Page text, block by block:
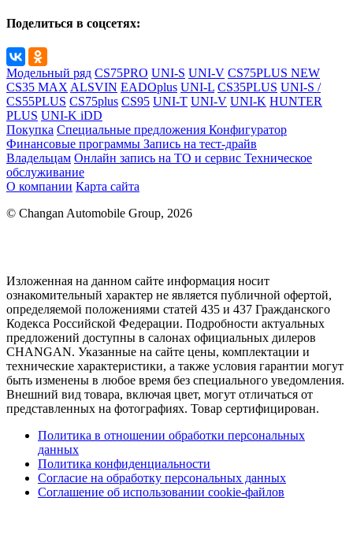
Поделиться в соцсетях:
Модельный ряд CS75PRO UNI-S UNI-V CS75PLUS NEW
CS35 MAX ALSVIN EADOplus UNI-L CS35PLUS UNI-S /
CS55PLUS CS75plus CS95 UNI-T UNI-V UNI-K HUNTER
PLUS UNI-K iDD
Покупка Специальные предложения Конфигуратор
Финансовые программы Запись на тест-драйв
Владельцам Онлайн запись на ТО и сервис Техническое
обслуживание
О компании Карта сайта
© Changan Automobile Group, 2026
Изложенная на данном сайте информация носит
ознакомительный характер не является публичной офертой,
определяемой положениями статей 435 и 437 Гражданского
Кодекса Российской Федерации. Подробности актуальных
предложений доступны в салонах официальных дилеров
CHANGAN. Указанные на сайте цены, комплектации и
технические характеристики, а также условия гарантии могут
быть изменены в любое время без специального уведомления.
Внешний вид товара, включая цвет, могут отличаться от
представленных на фотографиях. Товар сертифицирован.
Политика в отношении обработки персональных
данных
Политика конфиденциальности
Согласие на обработку персональных данных
Соглашение об использовании cookie-файлов